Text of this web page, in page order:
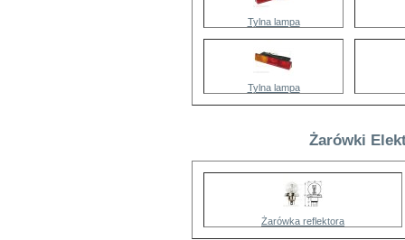
Tylna lampa
Tylna lampa
Żarówki
Żarówka reflektora